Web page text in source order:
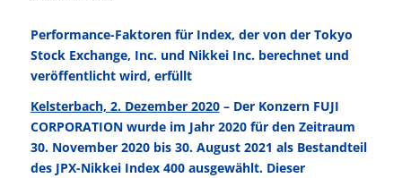
Performance-Faktoren für Index, der von der Tokyo
Stock Exchange, Inc. und Nikkei Inc. berechnet und
veröffentlicht wird, erfüllt
Kelsterbach, 2. Dezember 2020– Der Konzern FUJI
CORPORATION wurde im Jahr 2020 für den Zeitraum
30. November 2020 bis 30. August 2021 als Be­standteil
des JPX-Nikkei Index 400 ausgewählt. Dieser